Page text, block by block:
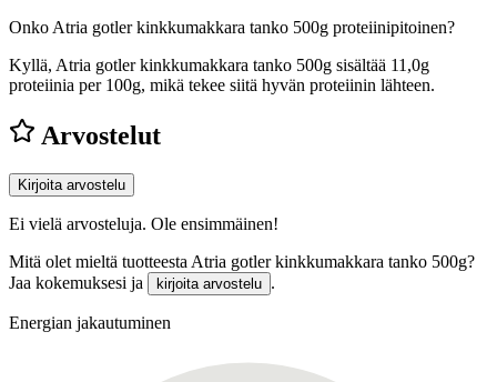
Onko Atria gotler kinkkumakkara tanko 500g proteiinipitoinen?
Kyllä, Atria gotler kinkkumakkara tanko 500g sisältää 11,0g
proteiinia per 100g, mikä tekee siitä hyvän proteiinin lähteen.
Arvostelut
Kirjoita arvostelu
Ei vielä arvosteluja. Ole ensimmäinen!
Mitä olet mieltä tuotteesta Atria gotler kinkkumakkara tanko 500g?
Jaa kokemuksesi ja
kirjoita arvostelu .
Energian jakautuminen